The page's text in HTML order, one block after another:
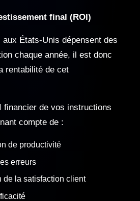
final (ROI)
États-Unis dépensent des
chaque année, il est donc
rentabilité de cet
financier de vos instructions
compte de :
de productivité
erreurs
de la satisfaction client